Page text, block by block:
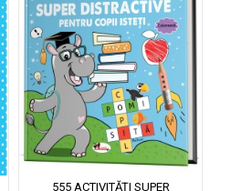
555 ACTIVITĂȚI SUPER